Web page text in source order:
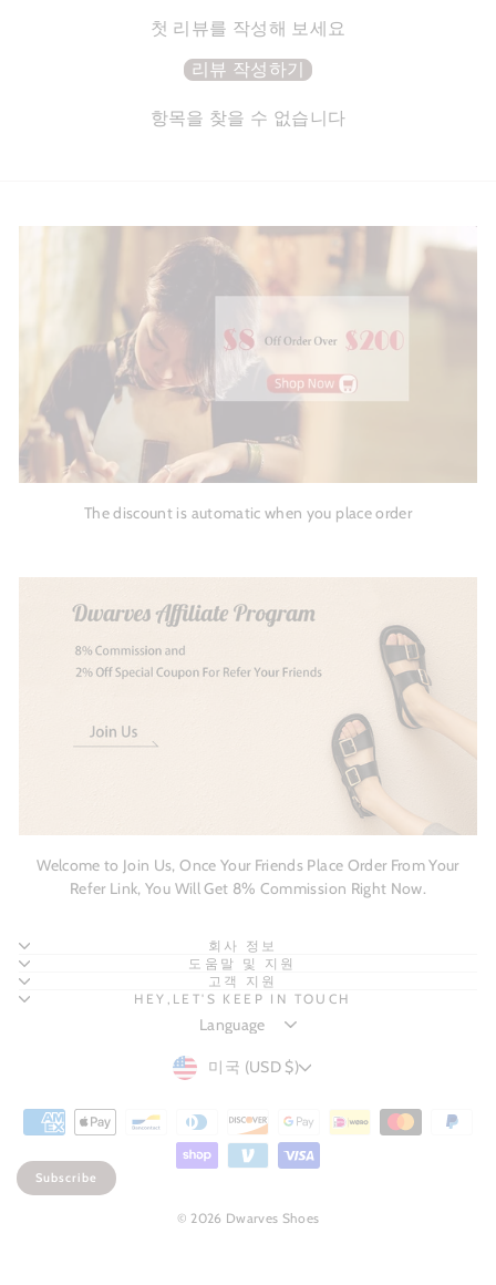
첫 리뷰를 작성해 보세요
리뷰 작성하기
항목을 찾을 수 없습니다
The discount is automatic when you place order
Welcome to Join Us, Once Your Friends Place Order From Your
Refer Link, You Will Get 8% Commission Right Now.
회사 정보
도움말 및 지원
고객 지원
HEY,LET'S KEEP IN TOUCH
CURRENCY
미국 (USD $)
© 2026 Dwarves Shoes
Subscribe